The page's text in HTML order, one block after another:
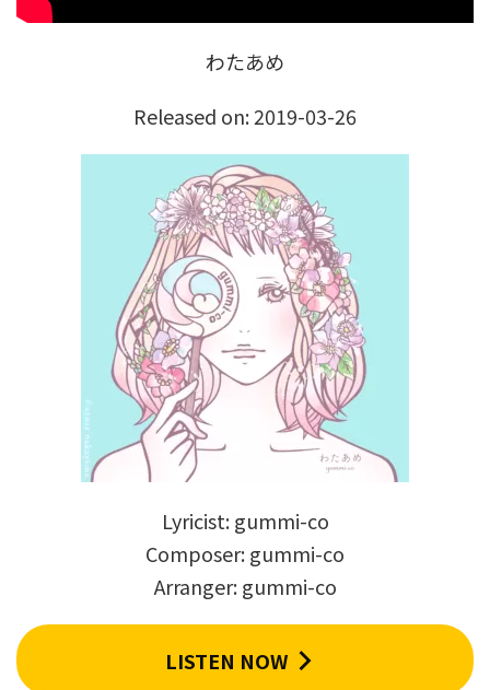
わたあめ
Released on: 2019-03-26
Lyricist: gummi-co
Composer: gummi-co
Arranger: gummi-co
LISTEN NOW